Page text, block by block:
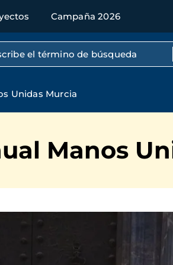
Campaña 2026
por texto completo
Unidas Murcia
Manos